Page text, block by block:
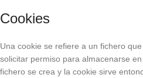
Cookies
Una cookie se refiere a un fichero
solicitar permiso para almacenarse
fichero se crea y la cookie sirve